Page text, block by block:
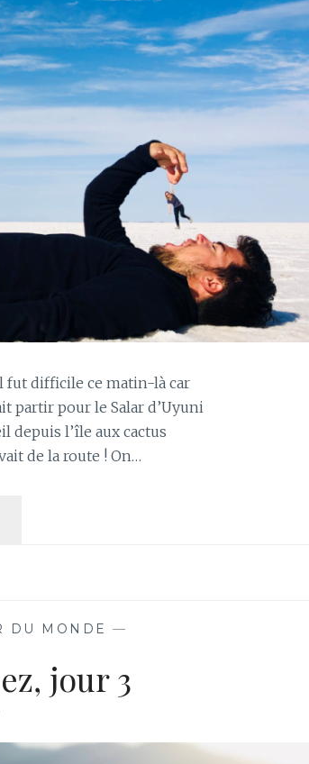
fut difficile ce matin-là car
partir pour le Salar d’Uyuni
depuis l’île aux cactus
de la route ! On…
DU MONDE —
jour 3